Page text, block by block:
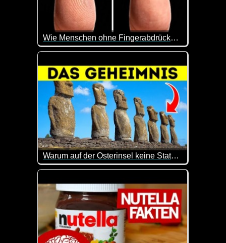
Wie Menschen ohne Fingerabdrücke im Leben klarkommen
Was man alles für Probleme haben kann, wenn
Warum auf der Osterinsel keine Statuen mehr errichtet wurden
Hier kann man mal wieder was lernen. Sehr